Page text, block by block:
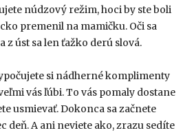
núdzový režim, hoci by ste boli
premenil na mamičku. Oči sa
úst sa len ťažko derú slová.
si nádherné komplimenty
vás ľúbi. To vás pomaly dostane
usmievať. Dokonca sa začnete
deň. A ani neviete ako, zrazu sedíte